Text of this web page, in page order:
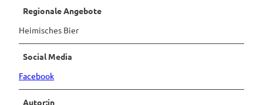
Regionale Angebote
Heimisches Bier
Social Media
Facebook
Autor:in